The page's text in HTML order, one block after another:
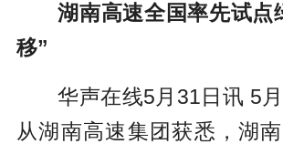
湖南高速全国率先试点
移”
华声在线5月31日讯 5
从湖南高速集团获悉，湖